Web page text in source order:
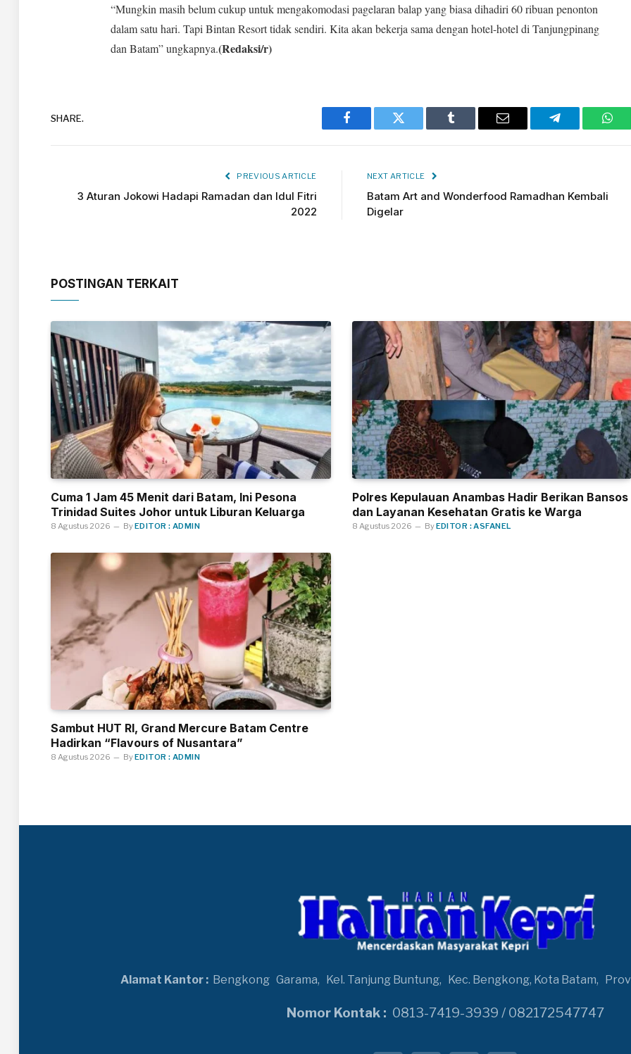
“Mungkin masih belum cukup untuk mengakomodasi pagelaran balap yang biasa dihadiri 60 ribuan penonton
dalam satu hari. Tapi Bintan Resort tidak sendiri. Kita akan bekerja sama dengan hotel-hotel di Tanjungpinang
dan Batam” ungkapnya.(Redaksi/r)
SHARE.
Facebook Twitter Tumblr Email Telegram
PREVIOUS ARTICLE
3 Aturan Jokowi Hadapi Ramadan dan Idul Fitri
2022
NEXT ARTICLE
Batam Art and Wonderfood Ramadhan Kembali
Digelar
POSTINGAN TERKAIT
Cuma 1 Jam 45 Menit dari Batam, Ini Pesona
Trinidad Suites Johor untuk Liburan Keluarga
8 Agustus 2026 ByEDITOR : ADMIN
Polres Kepulauan Anambas Hadir Berikan Bansos
dan Layanan Kesehatan Gratis ke Warga
8 Agustus 2026 ByEDITOR : ASFANEL
Sambut HUT RI, Grand Mercure Batam Centre
Hadirkan “Flavours of Nusantara”
8 Agustus 2026 ByEDITOR : ADMIN
Alamat Kantor : Bengkong Garama, Kel. Tanjung Buntung, Kec. Bengkong, Kota Batam,
Nomor Kontak : 0813-7419-3939 / 082172547747